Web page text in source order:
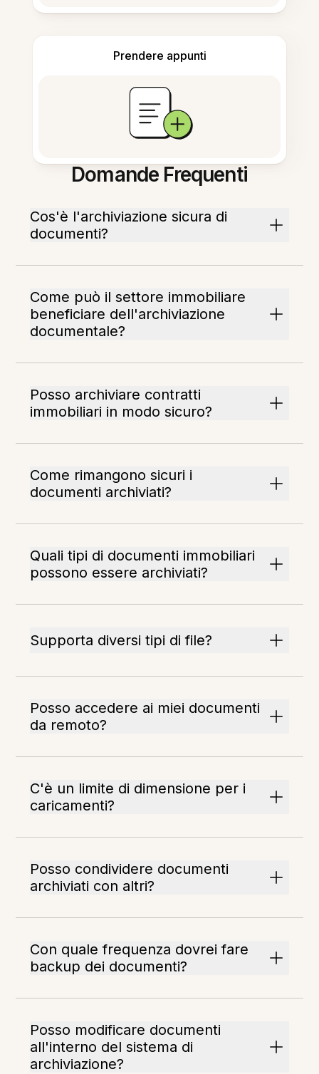
Prendere appunti
Domande Frequenti
Cos'è l'archiviazione sicura di
documenti?
Come può il settore immobiliare
beneficiare dell'archiviazione
documentale?
Posso archiviare contratti
immobiliari in modo sicuro?
Come rimangono sicuri i
documenti archiviati?
Quali tipi di documenti immobiliari
possono essere archiviati?
Supporta diversi tipi di file?
Posso accedere ai miei documenti
da remoto?
C'è un limite di dimensione per i
caricamenti?
Posso condividere documenti
archiviati con altri?
Con quale frequenza dovrei fare
backup dei documenti?
Posso modificare documenti
all'interno del sistema di
archiviazione?